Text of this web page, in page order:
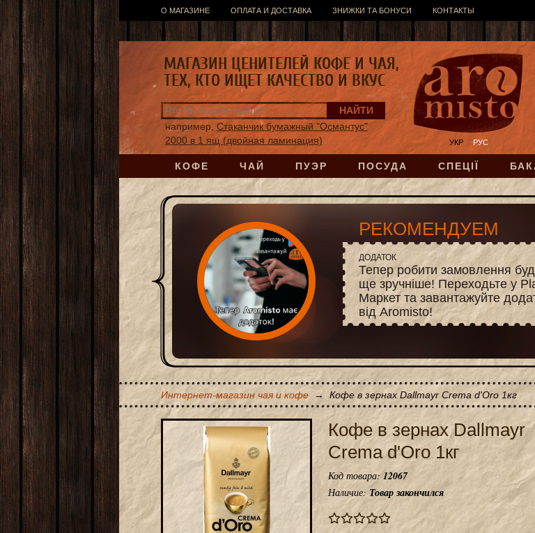
О МАГАЗИНЕ ОПЛАТА И ДОСТАВКА ЗНИЖКИ ТА БОНУСИ КОНТАКТЫ
КОФЕ ЧАЙ ПУЭР ПОСУДА СПЕЦІЇ
УКР РУС
например, Стаканчик бумажный "Османтус"
2000 в 1 ящ (двойная ламинация)
МАГАЗИН ЦЕНИТЕЛЕЙ КОФЕ И ЧАЯ,
ТЕХ, КТО ИЩЕТ КАЧЕСТВО И ВКУС
РЕКОМЕНДУЕМ
ДОДАТОК
Тепер робити замовлення
ще зручніше! Переходьте у
Маркет та завантажуйте
від Aromisto!
Интернет-магазин чая и кофе → Кофе в зернах Dallmayr Crema d'Oro 1кг
Кофе в зернах Dallmayr
Crema d'Oro 1кг
Код товара:12067
Наличие: Товар закончился